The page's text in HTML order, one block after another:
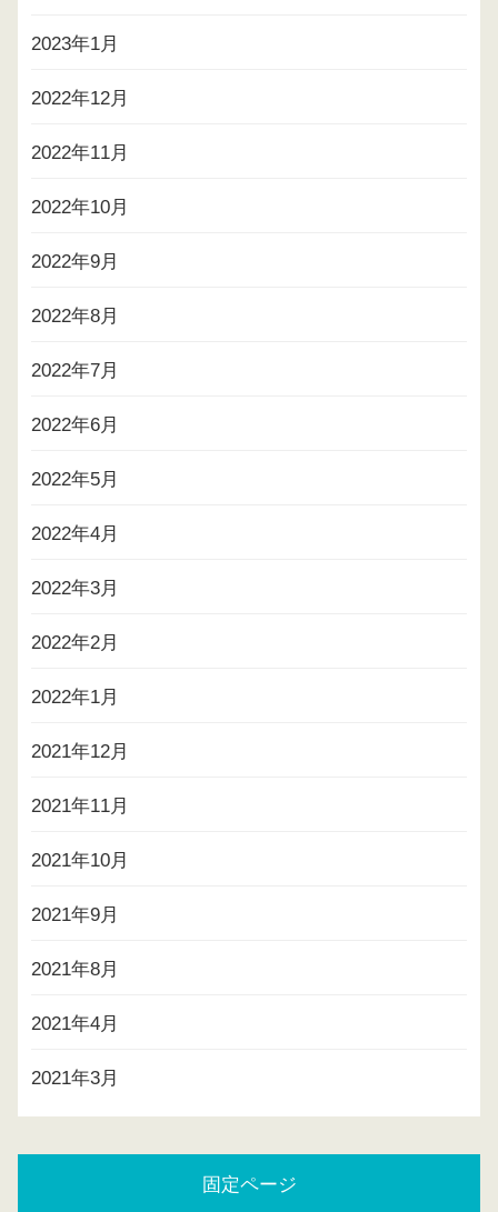
2023年1月
2022年12月
2022年11月
2022年10月
2022年9月
2022年8月
2022年7月
2022年6月
2022年5月
2022年4月
2022年3月
2022年2月
2022年1月
2021年12月
2021年11月
2021年10月
2021年9月
2021年8月
2021年4月
2021年3月
固定ページ